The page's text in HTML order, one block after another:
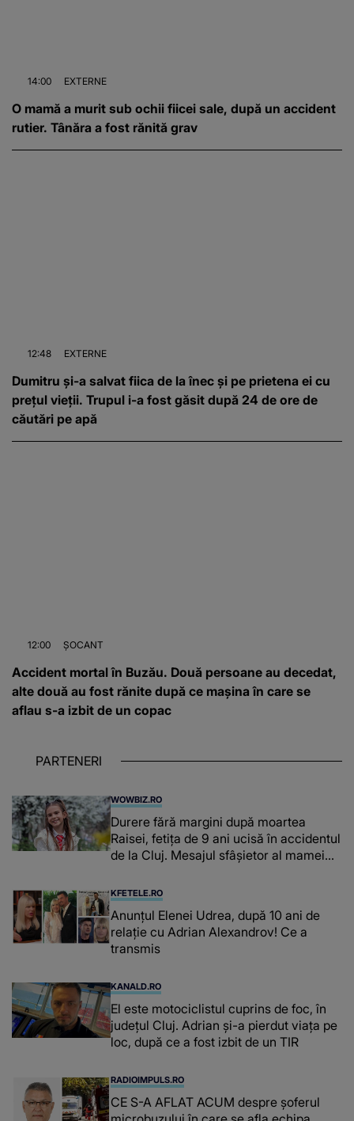
14:00 EXTERNE
O mamă a murit sub ochii fiicei sale, după un accident
rutier. Tânăra a fost rănită grav
12:48 EXTERNE
Dumitru și-a salvat fiica de la înec și pe prietena ei cu
prețul vieții. Trupul i-a fost găsit după 24 de ore de
căutări pe apă
12:00 ȘOCANT
Accident mortal în Buzău. Două persoane au decedat,
alte două au fost rănite după ce mașina în care se
aflau s-a izbit de un copac
PARTENERI
WOWBIZ.RO
Durere fără margini după moartea
Raisei, fetița de 9 ani ucisă în accidentul
de la Cluj. Mesajul sfâșietor al mamei
KFETELE.RO
Anunțul Elenei Udrea, după 10 ani de
relație cu Adrian Alexandrov! Ce a
transmis
KANALD.RO
El este motociclistul cuprins de foc, în
județul Cluj. Adrian și-a pierdut viața pe
loc, după ce a fost izbit de un TIR
RADIOIMPULS.RO
CE S-A AFLAT ACUM despre şoferul